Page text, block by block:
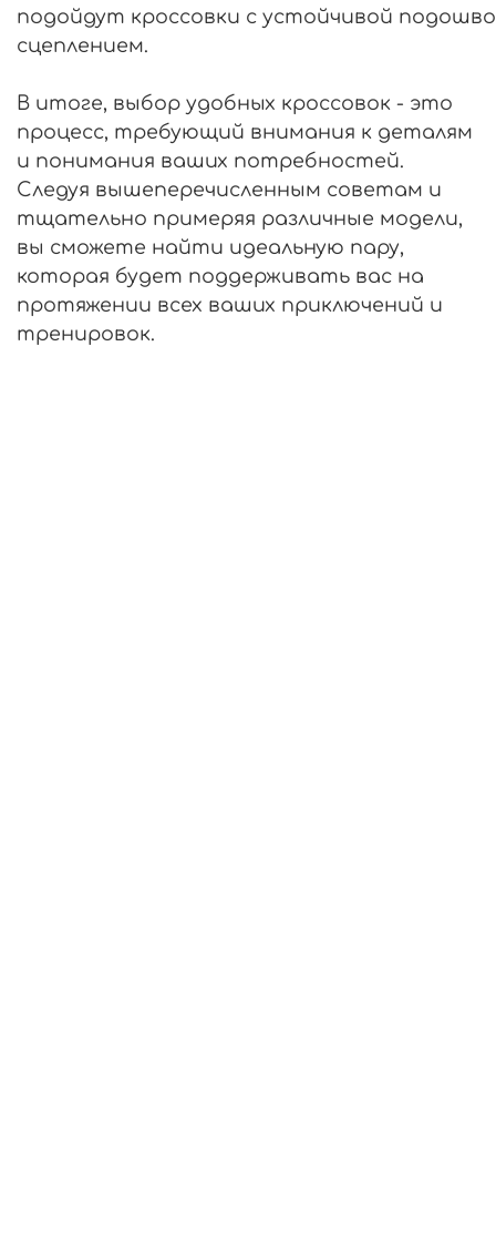
подойдут кроссовки с устойчивой
сцеплением.
В итоге, выбор удобных кроссовок - это
процесс, требующий внимания к деталям
и понимания ваших потребностей.
Следуя вышеперечисленным советам и
тщательно примеряя различные модели,
вы сможете найти идеальную пару,
которая будет поддерживать вас на
протяжении всех ваших приключений и
тренировок.